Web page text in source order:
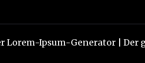
Lorem-Ipsum-Generator |